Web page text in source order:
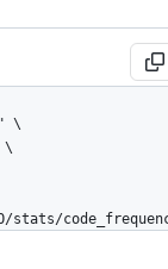
stats/